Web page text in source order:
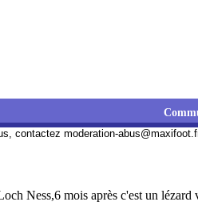
contactez moderation-